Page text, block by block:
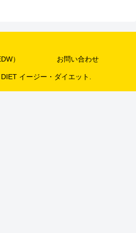
） お問い合わせ
イージー・ダイエット.